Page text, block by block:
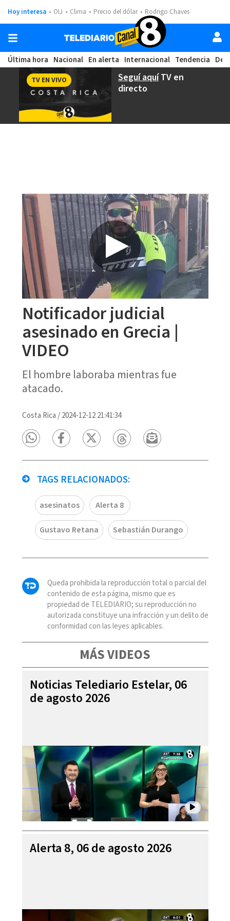
Hoy interesa OIJ Clima Precio del dólar Rodrigo Chaves
Última hora Nacional En alerta Internacional Tendencia
Seguí aquíTV en
directo
TV EN VIVO
Notificador judicial
asesinado en Grecia |
VIDEO
El hombre laboraba mientras fue
atacado.
Costa Rica /2024-12-12 21:41:34
TAGS RELACIONADOS:
asesinatos Alerta 8
Gustavo Retana Sebastián Durango
Queda prohibida la reproducción total o parcial del
contenido de esta página, mismo que es
propiedad de TELEDIARIO; su reproducción no
autorizada constituye una infracción y un delito de
conformidad con las leyes aplicables.
MÁS VIDEOS
Noticias Telediario Estelar, 06
de agosto 2026
Alerta 8, 06 de agosto 2026